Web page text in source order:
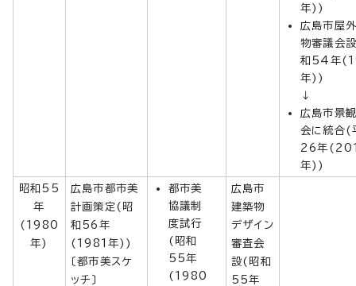
年))
広島市屋
物審議会
和54年
年))
↓
広島市景
会に統合(
26年
年))
昭和55
年
(1980
年)
広島市都市美
計画策定(昭
和56年
(1981年))
〔都市美スケ
ッチ〕
都市美
協議制
度試行
(昭和
55年
(1980
広島市
建築物
デザイン
審査会
設(昭和
55年